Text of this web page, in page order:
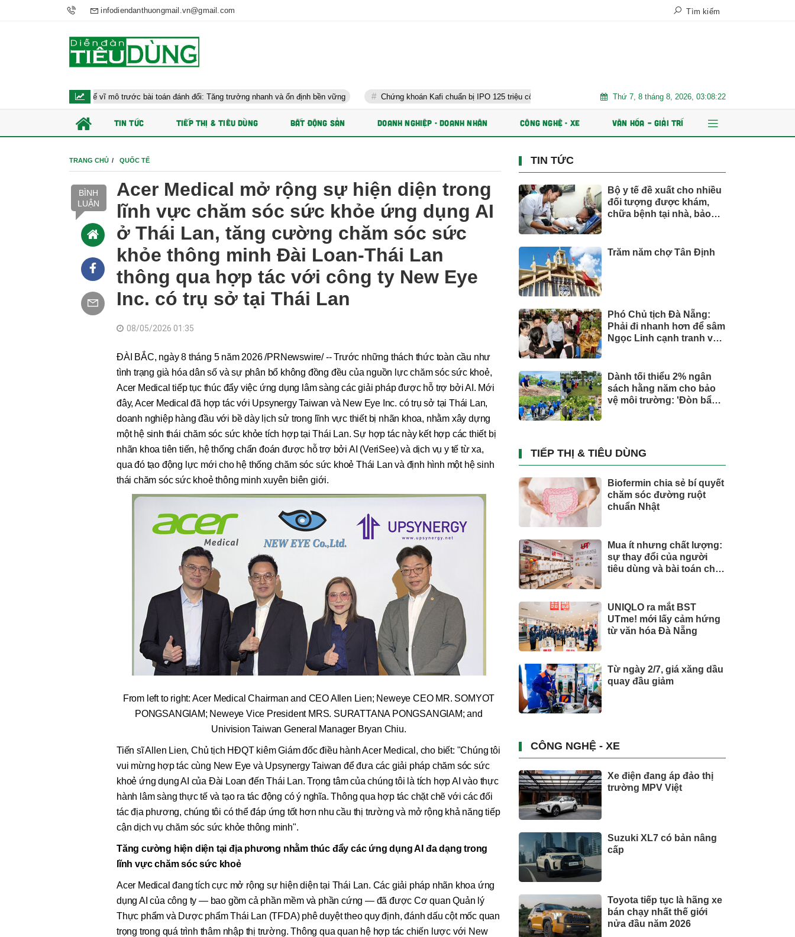
infodiendanthuongmail.vn@gmail.com Tìm kiếm
hành kinh tế vĩ mô trước bài toán đánh đổi: Tăng trưởng nhanh và ổn định bền vững Chứng khoán Kafi chuẩn bị IPO 125 triệu cổ phiếu và phát hành ESOP Xe điện đang áp đảo thị trường MPV Việt
Thứ 7, 8 tháng 8, 2026, 03:08:23
TIN TỨC TIẾP THỊ & TIÊU DÙNG BẤT ĐỘNG SẢN DOANH NGHIỆP - DOANH NHÂN CÔNG NGHỆ - XE VĂN HÓA – GIẢI TRÍ
TRANG CHỦ QUỐC TẾ
BÌNH
LUẬN
Acer Medical mở rộng sự hiện diện trong
lĩnh vực chăm sóc sức khỏe ứng dụng AI
ở Thái Lan, tăng cường chăm sóc sức
khỏe thông minh Đài Loan-Thái Lan
thông qua hợp tác với công ty New Eye
Inc. có trụ sở tại Thái Lan
08/05/2026 01:35
ĐÀI BẮC, ngày 8 tháng 5 năm 2026 /PRNewswire/ -- Trước những thách thức toàn cầu như
tình trạng già hóa dân số và sự phân bổ không đồng đều của nguồn lực chăm sóc sức khoẻ,
Acer Medical tiếp tục thúc đẩy việc ứng dụng lâm sàng các giải pháp được hỗ trợ bởi AI. Mới
đây, Acer Medical đã hợp tác với Upsynergy Taiwan và New Eye Inc. có trụ sở tại Thái Lan,
doanh nghiệp hàng đầu với bề dày lịch sử trong lĩnh vực thiết bị nhãn khoa, nhằm xây dựng
một hệ sinh thái chăm sóc sức khỏe tích hợp tại Thái Lan. Sự hợp tác này kết hợp các thiết bị
nhãn khoa tiên tiến, hệ thống chẩn đoán được hỗ trợ bởi AI (VeriSee) và dịch vụ y tế từ xa,
qua đó tạo động lực mới cho hệ thống chăm sóc sức khoẻ Thái Lan và định hình một hệ sinh
thái chăm sóc sức khoẻ thông minh xuyên biên giới.
From left to right: Acer Medical Chairman and CEO Allen Lien; Neweye CEO MR. SOMYOT
PONGSANGIAM; Neweye Vice President MRS. SURATTANA PONGSANGIAM; and
Univision Taiwan General Manager Bryan Chiu.
Tiến sĩ Allen Lien, Chủ tịch HĐQT kiêm Giám đốc điều hành Acer Medical, cho biết: "Chúng tôi
vui mừng hợp tác cùng New Eye và Upsynergy Taiwan để đưa các giải pháp chăm sóc sức
khoẻ ứng dụng AI của Đài Loan đến Thái Lan. Trọng tâm của chúng tôi là tích hợp AI vào thực
hành lâm sàng thực tế và tạo ra tác động có ý nghĩa. Thông qua hợp tác chặt chẽ với các đối
tác địa phương, chúng tôi có thể đáp ứng tốt hơn nhu cầu thị trường và mở rộng khả năng tiếp
cận dịch vụ chăm sóc sức khỏe thông minh".
Tăng cường hiện diện tại địa phương nhằm thúc đẩy các ứng dụng AI đa dạng trong
lĩnh vực chăm sóc sức khoẻ
Acer Medical đang tích cực mở rộng sự hiện diện tại Thái Lan. Các giải pháp nhãn khoa ứng
dụng AI của công ty — bao gồm cả phần mềm và phần cứng — đã được Cơ quan Quản lý
Thực phẩm và Dược phẩm Thái Lan (TFDA) phê duyệt theo quy định, đánh dấu cột mốc quan
trọng trong quá trình thâm nhập thị trường. Thông qua quan hệ hợp tác chiến lược với New
TIN TỨC
Bộ y tế đề xuất cho nhiều
đối tượng được khám,
chữa bệnh tại nhà, bảo
Trăm năm chợ Tân Định
Phó Chủ tịch Đà Nẵng:
Phải đi nhanh hơn để sâm
Ngọc Linh cạnh tranh với
Dành tối thiểu 2% ngân
sách hằng năm cho bảo
vệ môi trường: 'Đòn bẩy'
TIẾP THỊ & TIÊU DÙNG
Biofermin chia sẻ bí quyết
chăm sóc đường ruột
chuẩn Nhật
Mua ít nhưng chất lượng:
sự thay đổi của người
tiêu dùng và bài toán cho
UNIQLO ra mắt BST
UTme! mới lấy cảm hứng
từ văn hóa Đà Nẵng
Từ ngày 2/7, giá xăng dầu
quay đầu giảm
CÔNG NGHỆ - XE
Xe điện đang áp đảo thị
trường MPV Việt
Suzuki XL7 có bản nâng
cấp
Toyota tiếp tục là hãng xe
bán chạy nhất thế giới
nửa đầu năm 2026